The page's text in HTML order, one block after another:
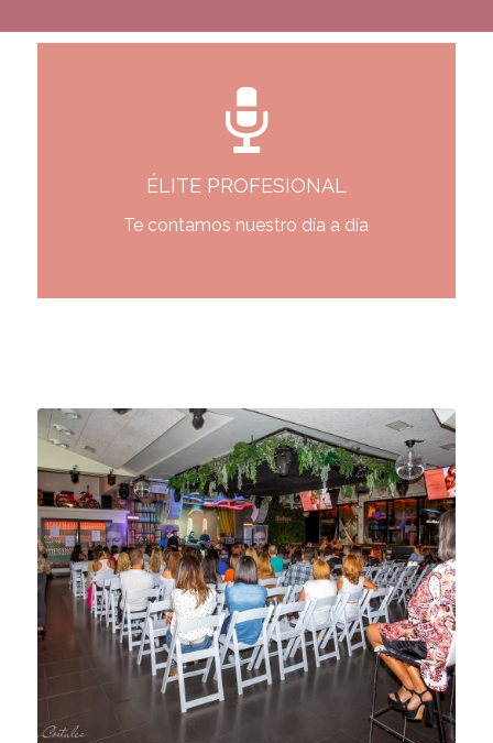
ÉLITE PROFESIONAL
Te contamos nuestro día a día